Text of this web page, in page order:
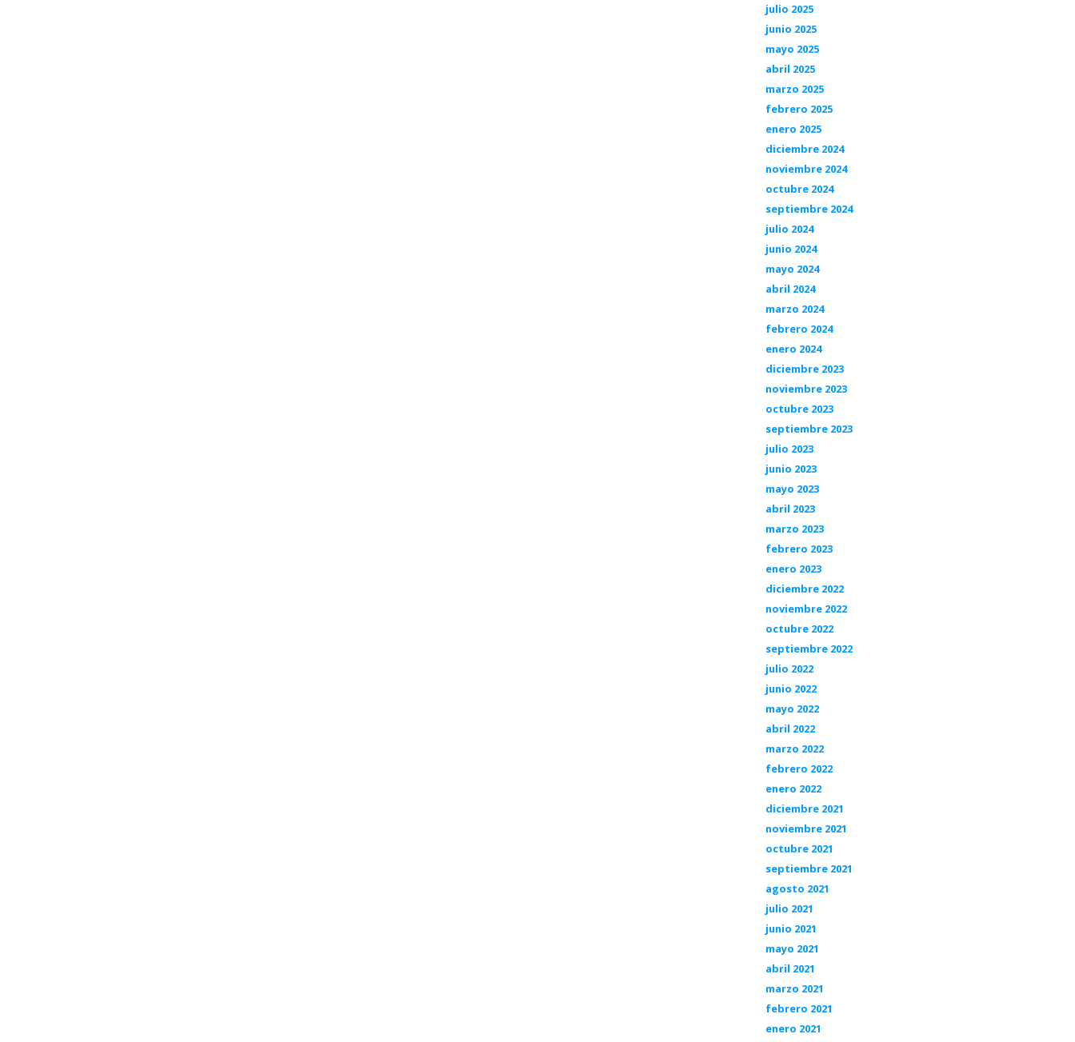
julio 2025
junio 2025
mayo 2025
abril 2025
marzo 2025
febrero 2025
enero 2025
diciembre 2024
noviembre 2024
octubre 2024
septiembre 2024
julio 2024
junio 2024
mayo 2024
abril 2024
marzo 2024
febrero 2024
enero 2024
diciembre 2023
noviembre 2023
octubre 2023
septiembre 2023
julio 2023
junio 2023
mayo 2023
abril 2023
marzo 2023
febrero 2023
enero 2023
diciembre 2022
noviembre 2022
octubre 2022
septiembre 2022
julio 2022
junio 2022
mayo 2022
abril 2022
marzo 2022
febrero 2022
enero 2022
diciembre 2021
noviembre 2021
octubre 2021
septiembre 2021
agosto 2021
julio 2021
junio 2021
mayo 2021
abril 2021
marzo 2021
febrero 2021
enero 2021